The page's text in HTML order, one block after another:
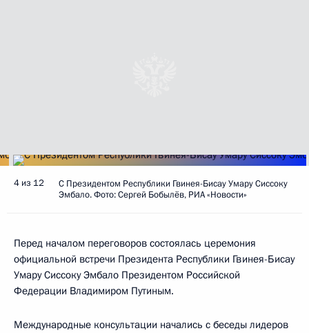
4 из 12
С Президентом Республики Гвинея-Бисау Умару Сиссоку
Эмбало. Фото: Сергей Бобылёв, РИА «Новости»
Перед началом переговоров состоялась церемония
официальной встречи Президента Республики Гвинея-Бисау
Умару Сиссоку Эмбало Президентом Российской
Федерации Владимиром Путиным.
Международные консультации начались с беседы лидеров